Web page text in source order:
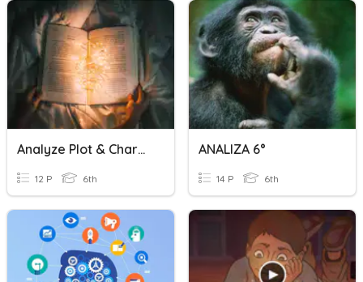
Analyze Plot & Character
12 P 6th
ANALIZA 6°
14 P 6th